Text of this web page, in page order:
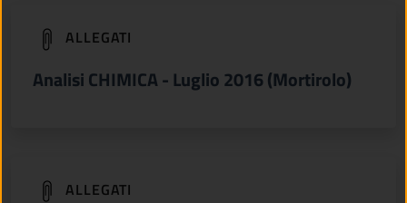
ALLEGATI
Analisi CHIMICA - Luglio 2016 (Mortirolo)
(apre in un'altra scheda).
ALLEGATI
(apre in un'altra scheda).